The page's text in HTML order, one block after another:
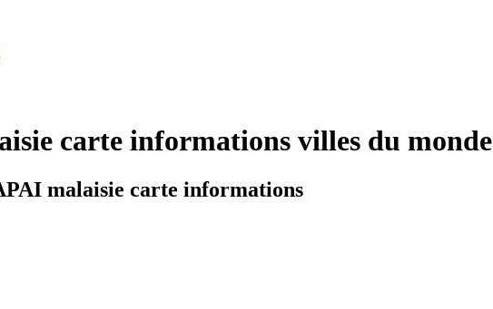
carte informations villes du monde
malaisie carte informations